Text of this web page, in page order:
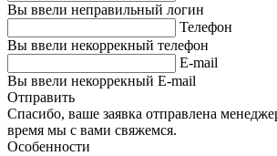
Вы ввели неправильный логин
Телефон
Вы ввели некоррекный телефон
E-mail
Вы ввели некоррекный E-mail
Отправить
Спасибо, ваше заявка отправлена
время мы с вами свяжемся.
Особенности